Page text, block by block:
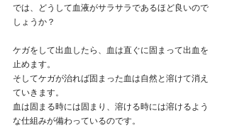
では、どうして血液がサラサラであるほど良いので
しょうか？
ケガをして出血したら、血は直ぐに固まって出血を
止めます。
そしてケガが治れば固まった血は自然と溶けて消え
ていきます。
血は固まる時には固まり、溶ける時には溶けるよう
な仕組みが備わっているのです。